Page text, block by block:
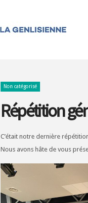
Non catégorisé
Répétition
C’était notre dernière
Nous avons hâte de vous